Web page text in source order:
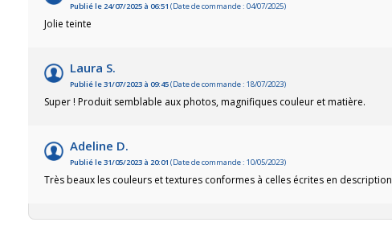
Publié le 24/07/2025 à 06:51 (Date de commande : 04/07/2025)
Jolie teinte
Laura S.
Publié le 31/07/2023 à 09:45(Date de commande : 18/07/2023)
Super ! Produit semblable aux photos, magnifiques couleur et matière.
Adeline D.
Publié le 31/05/2023 à 20:01 (Date de commande : 10/05/2023)
Très beaux les couleurs et textures conformes à celles écrites en description